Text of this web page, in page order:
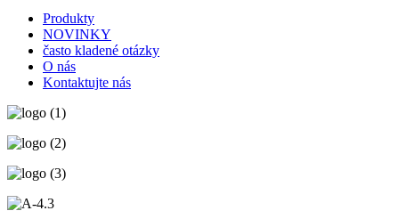
Produkty
NOVINKY
často kladené otázky
O nás
Kontaktujte nás